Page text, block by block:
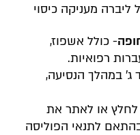
מעניקה כיסוי
- כולל אשפוז,
רפואיות.
ג’ במהלך הנסיעה,
לחלץ או לאתר את
לתנאי הפוליסה